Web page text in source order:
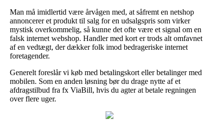
Man må imidlertid være årvågen med, at såfremt en netshop
annoncerer et produkt til salg for en udsalgspris som virker
mystisk overkommelig, så kunne det ofte være et signal om en
falsk internet webshop. Handler med kort er trods alt omfavnet
af en vedtægt, der dækker folk imod bedrageriske internet
foretagender.
Generelt foreslår vi køb med betalingskort eller betalinger med
mobilen. Som en anden løsning bør du drage nytte af et
afdragstilbud fra fx ViaBill, hvis du agter at betale regningen
over flere uger.